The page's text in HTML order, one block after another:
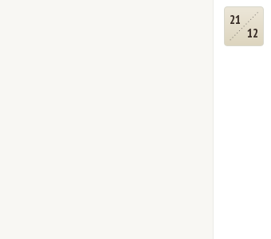
21
12